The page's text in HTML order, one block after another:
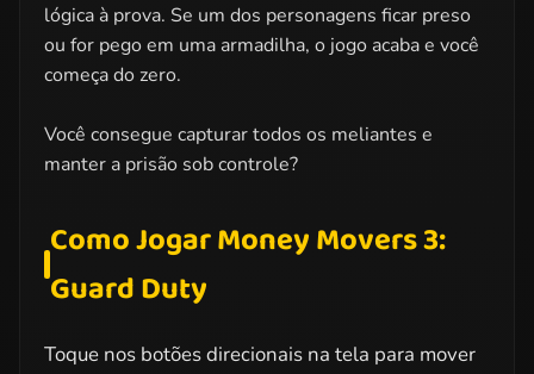
lógica à prova. Se um dos personagens ficar preso
ou for pego em uma armadilha, o jogo acaba e você
começa do zero.
Você consegue capturar todos os meliantes e
manter a prisão sob controle?
Como Jogar Money Movers 3:
Guard Duty
Toque nos botões direcionais na tela para mover